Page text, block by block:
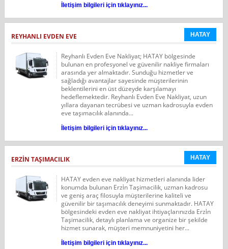
İletişim bilgileri için tıklayınız...
REYHANLI EVDEN EVE HATAY
Reyhanlı Evden Eve Nakliyat; HATAY bölgesinde
bulunan en profesyonel ve güvenilir nakliye firmaları
arasında yer almaktadır. Sunduğu hizmetler ve
sağladığı avantajlar sayesinde müşterilerinin
beklentilerini en üst düzeyde karşılamayı
hedeflemektedir. Reyhanlı Evden Eve Nakliyat, uzun
yıllara dayanan tecrübesi ve uzman kadrosuyla evden
eve taşımacılık alanında...
İletişim bilgileri için tıklayınız...
ERZİN TAŞIMACILIK HATAY
HATAY evden eve nakliyat hizmetleri alanında lider
konumda bulunan Erzi̇n Taşimacilik, uzman kadrosu
ve geniş araç filosuyla müşterilerine kaliteli ve
güvenilir bir taşımacılık deneyimi sunmaktadır. HATAY
bölgesindeki evden eve nakliyat ihtiyaçlarınızda Erzi̇n
Taşimacilik, detaylı planlama ve organize bir şekilde
hizmet sunarak, müşteri memnuniyetini her...
İletişim bilgileri için tıklayınız...